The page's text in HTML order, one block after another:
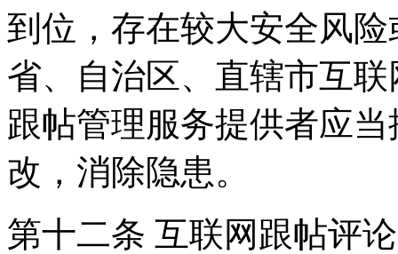
到位，存在较大安全风
省、自治区、直辖市互
跟帖管理服务提供者应
改，消除隐患。
第十二条 互联网跟帖评